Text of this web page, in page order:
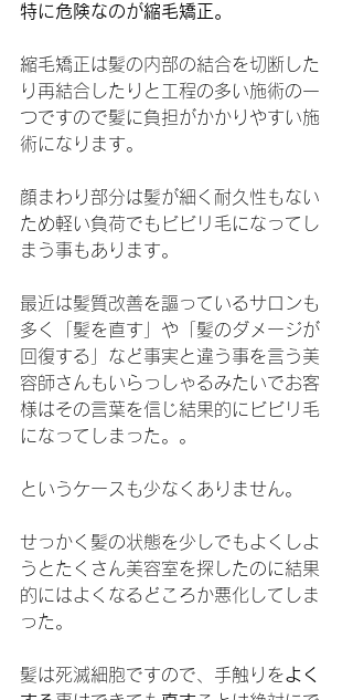
特に危険なのが縮毛矯正。
縮毛矯正は髪の内部の結合を切断した
り再結合したりと工程の多い施術の一
つですので髪に負担がかかりやすい施
術になります。
顔まわり部分は髪が細く耐久性もない
ため軽い負荷でもビビリ毛になってし
まう事もあります。
最近は髪質改善を謳っているサロンも
多く「髪を直す」や「髪のダメージが
回復する」など事実と違う事を言う美
容師さんもいらっしゃるみたいでお客
様はその言葉を信じ結果的にビビリ毛
になってしまった。。
というケースも少なくありません。
せっかく髪の状態を少しでもよくしよ
うとたくさん美容室を探したのに結果
的にはよくなるどころか悪化してしま
った。
髪は死滅細胞ですので、手触りをよく